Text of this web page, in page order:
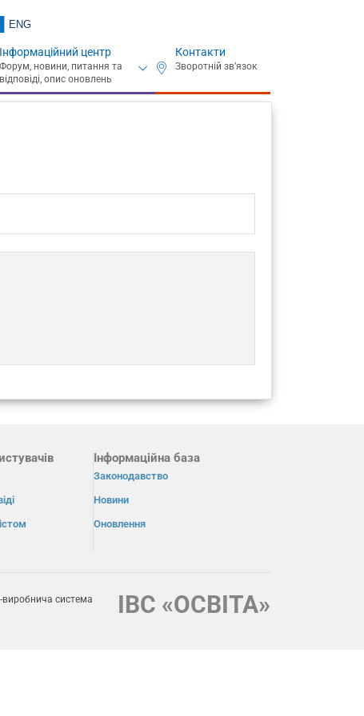
ENG
Інформаційний центр Контакти
Інформаційна база
Законодавство
Новини
Оновлення
система
ІВС «ОСВІТА»